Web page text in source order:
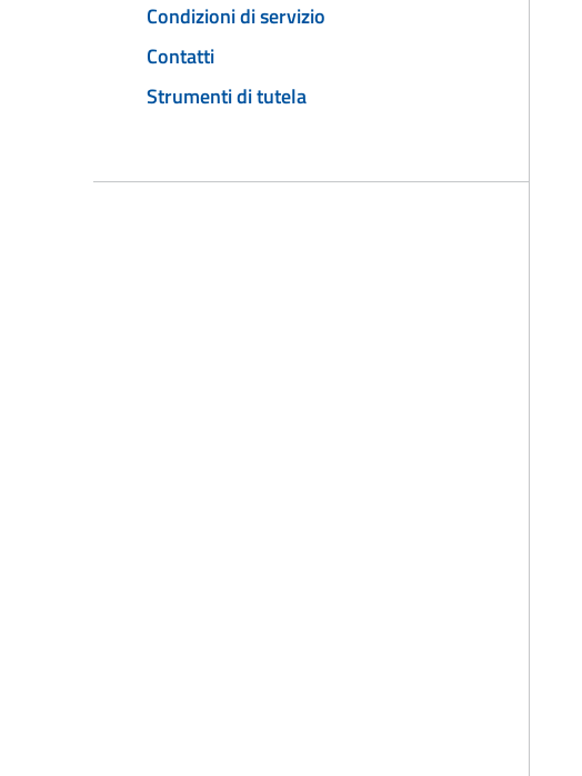
Condizioni di servizio
Contatti
Strumenti di tutela